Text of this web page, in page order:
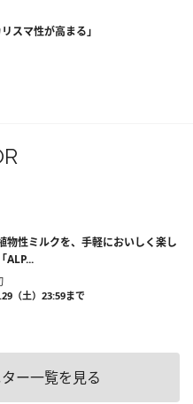
スマ性が高まる」
物性ミルクを、手軽においしく楽し
ALP...
（土）23:59まで
ー一覧を見る